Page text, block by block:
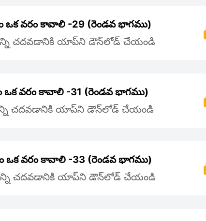
ఒక వరం కావాలి -29 (రెండవ భాగము)
చదవడానికి యాప్‌ని డౌన్‌లోడ్ చేయండి
ఒక వరం కావాలి -31 (రెండవ భాగము)
చదవడానికి యాప్‌ని డౌన్‌లోడ్ చేయండి
ఒక వరం కావాలి -33 (రెండవ భాగము)
చదవడానికి యాప్‌ని డౌన్‌లోడ్ చేయండి